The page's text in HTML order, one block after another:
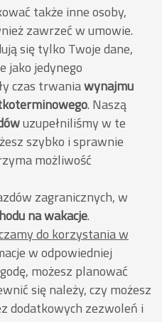
także inne osoby,
zawrzeć w umowie.
się tylko Twoje dane,
jako jedynego
czas trwaniawynajmu
. Naszą
uzupełniliśmy w te
szybko i sprawnie
możliwość
zagranicznych, w
na wakacje.
do korzystania w
w odpowiedniej
możesz planować
się należy, czy możesz
dodatkowych zezwoleń i